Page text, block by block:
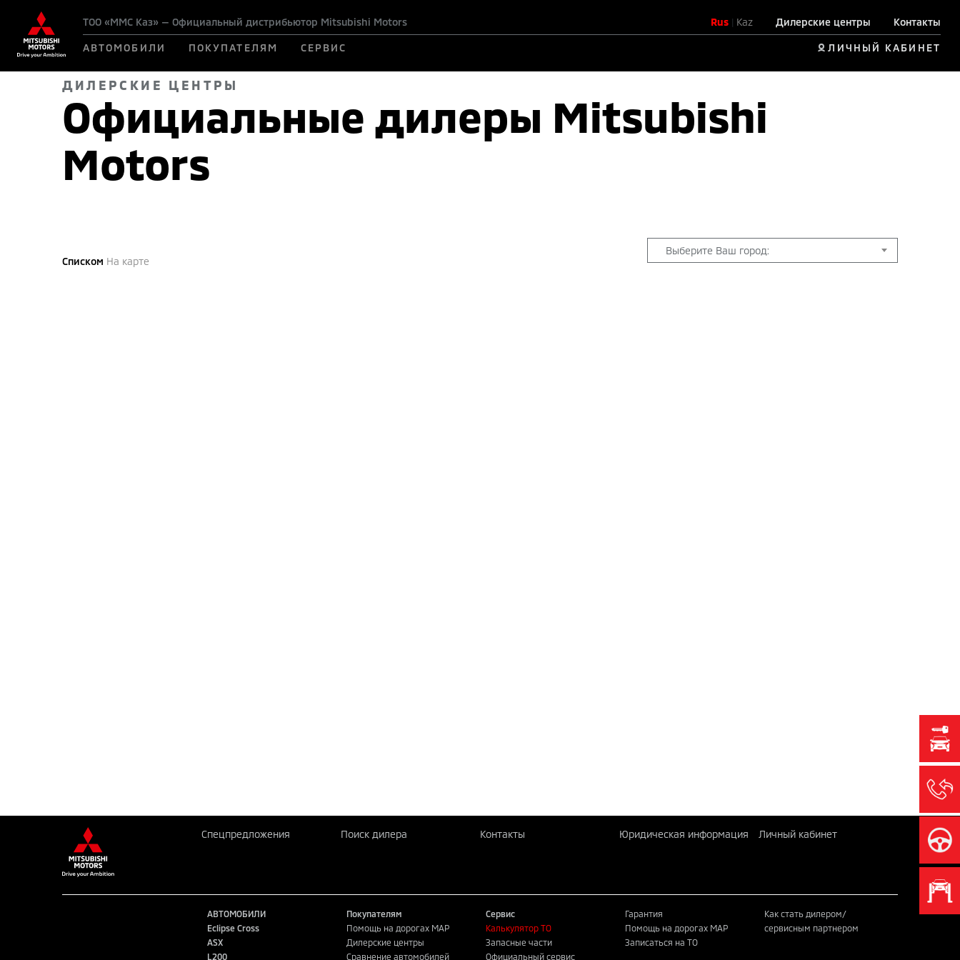
ТОО «ММС Каз» — Официальный дистрибьютор Mitsubishi Motors Rus| Kaz Дилерские центры Контакты
АВТОМОБИЛИ ПОКУПАТЕЛЯМ СЕРВИС ЛИЧНЫЙ КАБИНЕТ
ДИЛЕРСКИЕ ЦЕНТРЫ
Официальные дилеры Mitsubishi
Motors
Списком На карте
Выберите Ваш город:
Спецпредложения Поиск дилера Контакты Юридическая информация Личный кабинет
АВТОМОБИЛИ
Eclipse Cross
ASX
L200
Покупателям
Помощь на дорогах MAP
Дилерские центры
Сравнение автомобилей
Сервис
Калькулятор ТО
Запасные части
Официальный сервис
Гарантия
Помощь на дорогах MAP
Записаться на ТО
Как стать дилером/
сервисным партнером